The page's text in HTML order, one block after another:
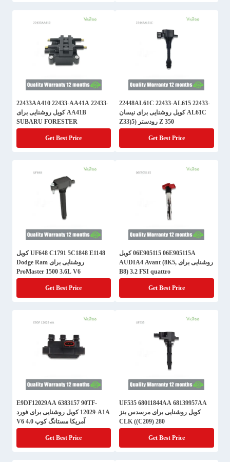
22448AL61C 22433-AL615 22433-
AL61C کویل روشنایی برای نیسان
350 Z رودستر (Z33)5
Get Best Price
22433AA410 22433-AA41A 22433-
AA41B کویل روشنایی برای
SUBARU FORESTER
Get Best Price
06E905115 06E905115A کویل
روشنایی برای AUDIA4 Avant (8K5,
B8) 3.2 FSI quattro
Get Best Price
UF648 C1791 5C1848 E1148 کویل
روشنایی برای Dodge Ram
ProMaster 1500 3.6L V6
Get Best Price
UF535 68011844AA 68139957AA
کویل روشنایی برای مرسدس بنز
CLK ((C209) 280
Get Best Price
E9DF12029AA 6383157 90TF-
12029-A1A کویل روشنایی برای فورد
آمریکا مستانگ کوپ 4.0 V6
Get Best Price